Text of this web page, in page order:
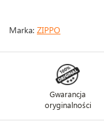
Marka: ZIPPO
Gwarancja
oryginalności